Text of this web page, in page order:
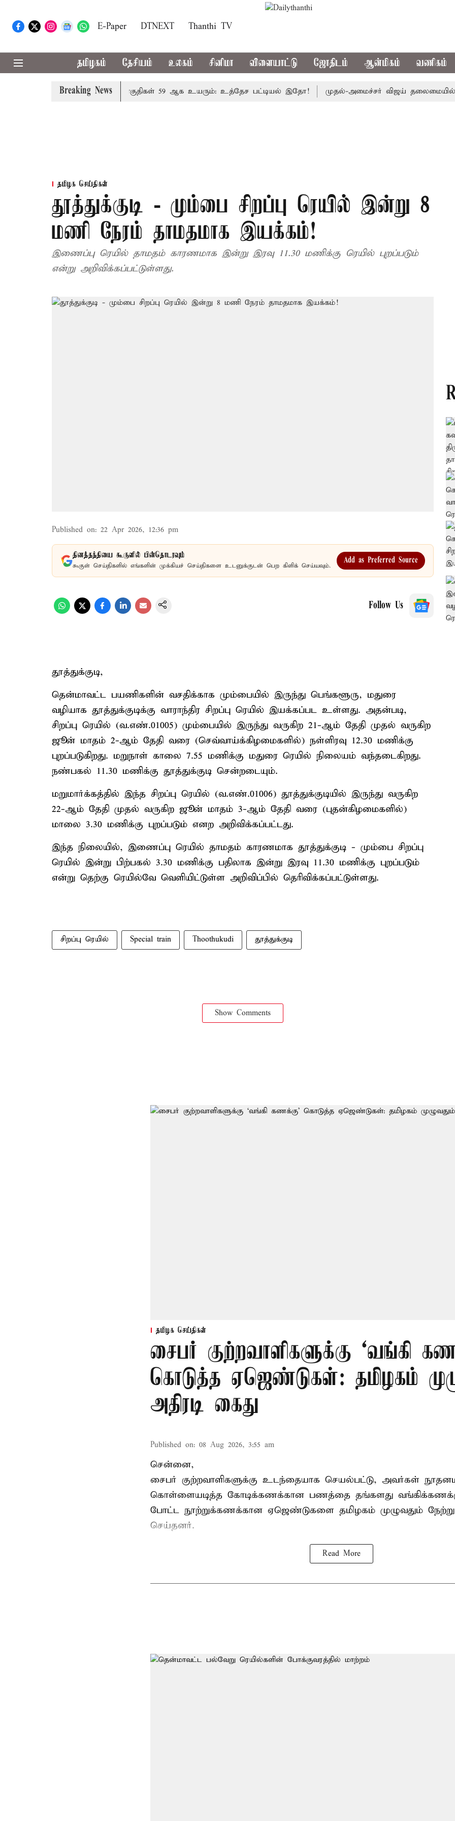
E-Paper DTNEXT Thanthi TV
தமிழகம் தேசியம் உலகம் சினிமா விளையாட்டு ஜோதிடம் ஆன்மிகம் வணிகம்
Breaking News
தமிழக மக்களவை தொகுதிகள் 59 ஆக உயரும்: உத்தேச பட்டியல் இதோ! முதல்-அமைச்சர் விஜய் தலைமையில் இன்று
தமிழக செய்திகள்
தூத்துக்குடி - மும்பை சிறப்பு ரெயில் இன்று 8
மணி நேரம் தாமதமாக இயக்கம்!
இணைப்பு ரெயில் தாமதம் காரணமாக இன்று இரவு 11.30 மணிக்கு ரெயில் புறப்படும்
என்று அறிவிக்கப்பட்டுள்ளது.
Published on: 22 Apr 2026, 12:36 pm
தினத்தந்தியை கூகுளில் பின்தொடரவும்
கூகுள் செய்திகளில் எங்களின் முக்கியச் செய்திகளை உடனுக்குடன் பெற கிளிக் செய்யவும்.
Add as Preferred Source
Follow Us
தூத்துக்குடி,
தென்மாவட்ட பயணிகளின் வசதிக்காக மும்பையில் இருந்து பெங்களூரு, மதுரை
வழியாக தூத்துக்குடிக்கு வாராந்திர சிறப்பு ரெயில் இயக்கப்பட உள்ளது. அதன்படி,
சிறப்பு ரெயில் (வ.எண்.01005) மும்பையில் இருந்து வருகிற 21-ஆம் தேதி முதல் வருகிற
ஜூன் மாதம் 2-ஆம் தேதி வரை (செவ்வாய்க்கிழமைகளில்) நள்ளிரவு 12.30 மணிக்கு
புறப்படுகிறது. மறுநாள் காலை 7.55 மணிக்கு மதுரை ரெயில் நிலையம் வந்தடைகிறது.
நண்பகல் 11.30 மணிக்கு தூத்துக்குடி சென்றடையும்.
மறுமார்க்கத்தில் இந்த சிறப்பு ரெயில் (வ.எண்.01006) தூத்துக்குடியில் இருந்து வருகிற
22-ஆம் தேதி முதல் வருகிற ஜூன் மாதம் 3-ஆம் தேதி வரை (புதன்கிழமைகளில்)
மாலை 3.30 மணிக்கு புறப்படும் எனற அறிவிக்கப்பட்டது.
இந்த நிலையில், இணைப்பு ரெயில் தாமதம் காரணமாக தூத்துக்குடி - மும்பை சிறப்பு
ரெயில் இன்று பிற்பகல் 3.30 மணிக்கு பதிலாக இன்று இரவு 11.30 மணிக்கு புறப்படும்
என்று தெற்கு ரெயில்வே வெளியிட்டுள்ள அறிவிப்பில் தெரிவிக்கப்பட்டுள்ளது.
சிறப்பு ரெயில் Special train Thoothukudi தூத்துக்குடி
Show Comments
தமிழக செய்திகள்
சைபர் குற்றவாளிகளுக்கு ‘வங்கி
கொடுத்த ஏஜெண்டுகள்: தமிழகம்
அதிரடி கைது
Published on: 08 Aug 2026, 3:55 am
சென்னை,
சைபர் குற்றவாளிகளுக்கு உடந்தையாக செயல்பட்டு, அவர்கள்
கொள்ளையடித்த கோடிக்கணக்கான பணத்தை தங்களது
போட்ட நூற்றுக்கணக்கான ஏஜெண்டுகளை தமிழகம் முழுவதும்
செய்தனர்.
Read More